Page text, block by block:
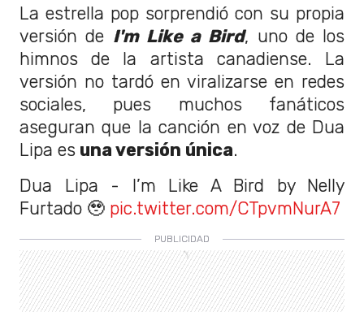
La estrella pop sorprendió con su propia
versión de I'm Like a Bird, uno de los
himnos de la artista canadiense. La
versión no tardó en viralizarse en redes
sociales, pues muchos fanáticos
aseguran que la canción en voz de Dua
Lipa es una versión única.
Dua Lipa - I’m Like A Bird by Nelly
Furtado 🥹 pic.twitter.com/CTpvmNurA7